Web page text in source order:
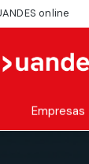
online
Empresas